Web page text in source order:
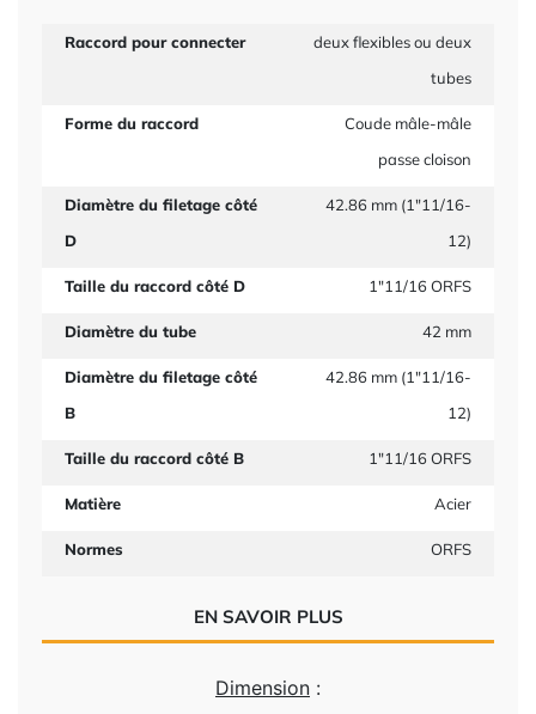
Raccord pour connecter
deux flexibles ou deux
tubes
Forme du raccord
Coude mâle-mâle
passe cloison
Diamètre du filetage côté
D
42.86 mm (1"11/16-
12)
Taille du raccord côté D 1"11/16 ORFS
Diamètre du tube 42 mm
Diamètre du filetage côté
B
42.86 mm (1"11/16-
12)
Taille du raccord côté B 1"11/16 ORFS
Matière Acier
Normes ORFS
EN SAVOIR PLUS
Dimension :